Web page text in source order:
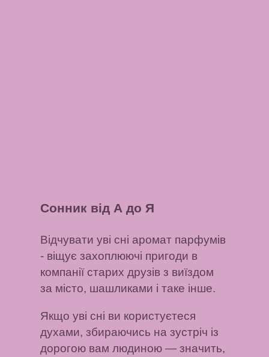
Сонник від А до Я
Відчувати уві сні аромат парфумів
- віщує захоплюючі пригоди в
компанії старих друзів з виїздом
за місто, шашликами і таке інше.
Якщо уві сні ви користуєтеся
духами, збираючись на зустріч із
дорогою вам людиною — значить,